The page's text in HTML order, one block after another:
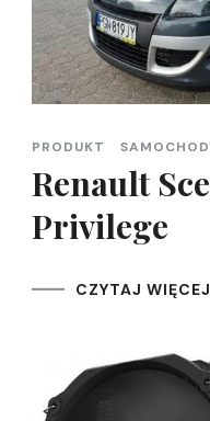
PRODUKT
Renault
Privilege
CZYTAJ WIĘCEJ